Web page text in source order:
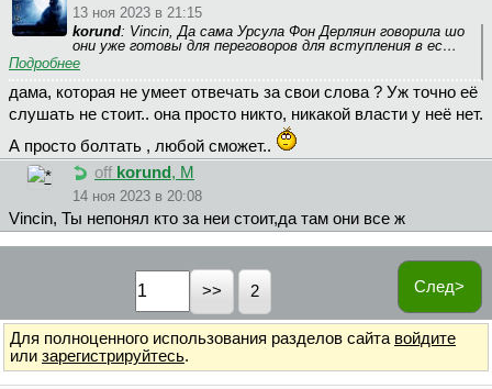
13 ноя 2023 в 21:15
korund: Vincin, Да сама Урсула Фон Дерляин говорила шо
они уже готовы для переговоров для вступления в ес…
Подробнее
дама, которая не умеет отвечать за свои слова ? Уж точно её
слушать не стоит.. она просто никто, никакой власти у неё нет.
А просто болтать , любой сможет..
off korund , М
14 ноя 2023 в 20:08
Vincin, Ты непонял кто за неи стоит,да там они все ж
След>
2
Для полноценного использования разделов сайта войдите
или зарегистрируйтесь.